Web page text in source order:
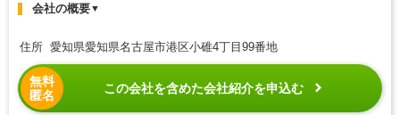
会社の概要▼
住所 愛知県愛知県名古屋市港区小碓4丁目99番地
無料
匿名
この会社を含めた会社紹介を申込む